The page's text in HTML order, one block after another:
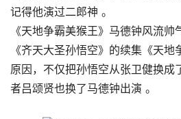
记得他演过二郎神 。
《天地争霸美猴王》马德钟风流帅
《齐天大圣孙悟空》的续集《天
原因，不仅把孙悟空从张卫健换成
者吕颂贤也换了马德钟出演 。